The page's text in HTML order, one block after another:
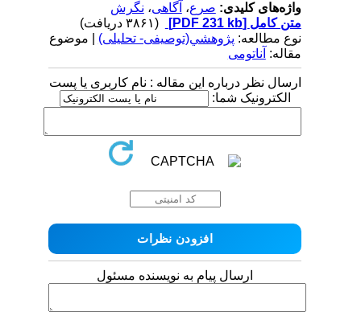
واژه‌های کلیدی:صرع ،آگاهی،نگرش
متن کامل[PDF 231 kb]
نوع مطالعه:پژوهشي(توصیفی- تحلیلی) | موضوع
مقاله:آناتومی
ارسال نظر درباره این مقاله : نام کاربری یا پست
الکترونیک شما:
ارسال پیام به نویسنده مسئول